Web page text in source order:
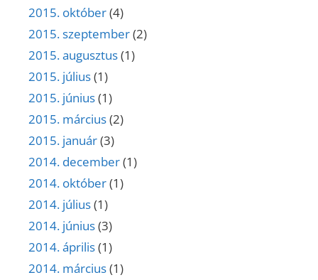
2015. október(4)
2015. szeptember(2)
2015. augusztus(1)
2015. július(1)
2015. június(1)
2015. március(2)
2015. január(3)
2014. december(1)
2014. október(1)
2014. július(1)
2014. június(3)
2014. április(1)
2014. március(1)